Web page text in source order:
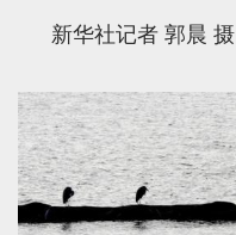
新华社记者 郭晨 摄